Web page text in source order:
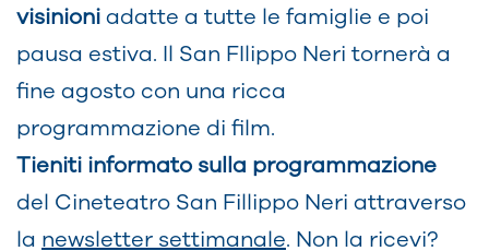
visinioniadatte a tutte le famiglie e poi
pausa estiva. Il San FIlippo Neri tornerà a
fine agosto con una ricca
programmazione di film.
Tieniti informato sulla programmazione
del Cineteatro San Fillippo Neri attraverso
la newsletter settimanale. Non la ricevi?